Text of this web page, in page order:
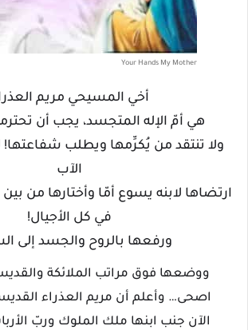
Your Hands My Mother
أخي المسيحي مريم
هي أمّ الإله المتجسد، يجب أن
ولا تنتقد من يُكرِّمها ويطلب شفاعتها!
الآب
ارتضاها لابنه يسوع أمّا وأختارها من
في كل الأجيال!
ورفعها بالروح والجسد إلى
ووضعها فوق مراتب الملائكة
اصحى… وأعلم أن مريم العذراء
الآن جنب ابنها ملك الملوك وربّ